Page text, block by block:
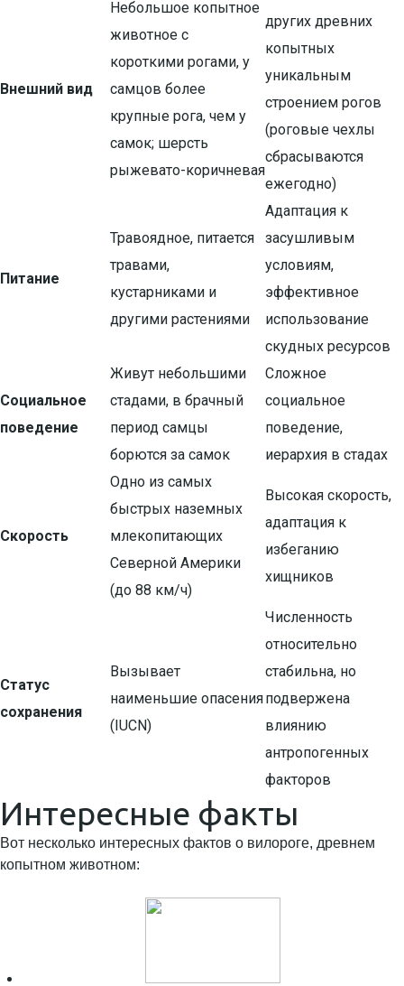
Внешний вид
Небольшое копытное
животное с
короткими рогами, у
самцов более
крупные рога, чем у
самок; шерсть
рыжевато-коричневая
других древних
копытных
уникальным
строением рогов
(роговые чехлы
сбрасываются
ежегодно)
Питание
Травоядное, питается
травами,
кустарниками и
другими растениями
Адаптация к
засушливым
условиям,
эффективное
использование
скудных ресурсов
Социальное
поведение
Живут небольшими
стадами, в брачный
период самцы
борются за самок
Сложное
социальное
поведение,
иерархия в стадах
Скорость
Одно из самых
быстрых наземных
млекопитающих
Северной Америки
(до 88 км/ч)
Высокая скорость,
адаптация к
избеганию
хищников
Статус
сохранения
Вызывает
наименьшие опасения
(IUCN)
Численность
относительно
стабильна, но
подвержена
влиянию
антропогенных
факторов
Интересные факты
Вот несколько интересных фактов о вилороге, древнем
копытном животном: